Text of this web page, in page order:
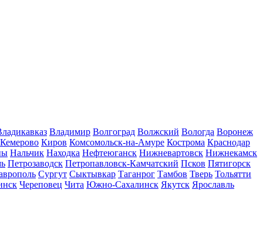
Владимир Волгоград Волжский Вологда Воронеж
Кемерово Киров Комсомольск-на-Амуре Кострома Краснодар
Нальчик Находка Нефтеюганск Нижневартовск Нижнекамск
Петрозаводск Петропавловск-Камчатский Псков Пятигорск
Сургут Сыктывкар Таганрог Тамбов Тверь Тольятти
Череповец Чита Южно-Сахалинск Якутск Ярославль